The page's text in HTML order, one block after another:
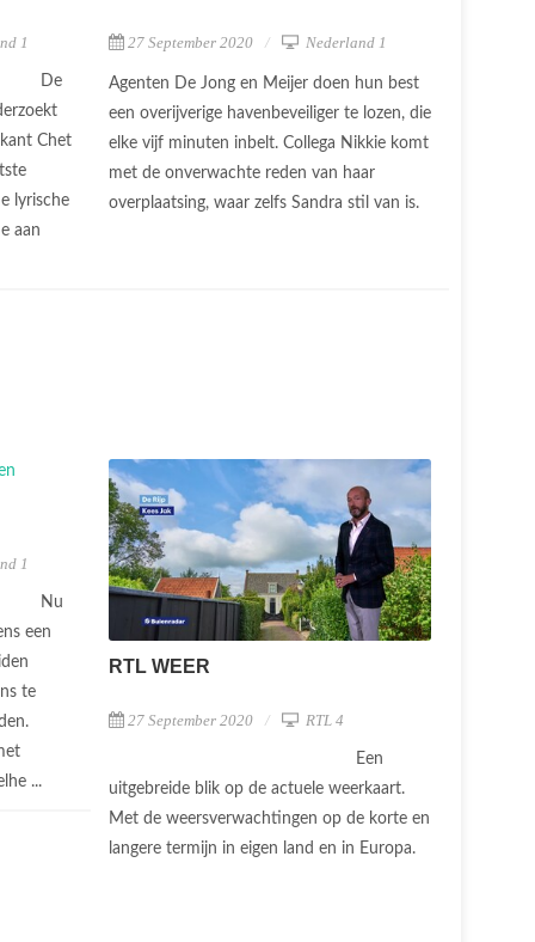
1
De
Chet
lyrische
aan
27 September 2020 Nederland 1
Agenten De Jong en Meijer doen hun best
een overijverige havenbeveiliger te lozen, die
elke vijf minuten inbelt. Collega Nikkie komt
met de onverwachte reden van haar
overplaatsing, waar zelfs Sandra stil van is.
1
Nu
een
te
...
RTL WEER
27 September 2020 RTL 4
Een
uitgebreide blik op de actuele weerkaart.
Met de weersverwachtingen op de korte en
langere termijn in eigen land en in Europa.